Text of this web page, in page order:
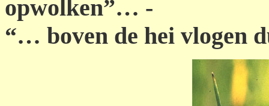
opwolken”… -
“… boven de hei vlogen